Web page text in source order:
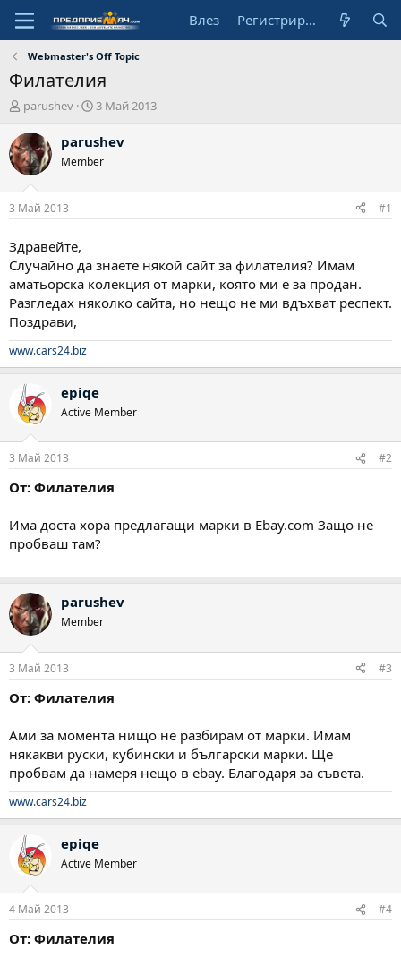
Влез Регистрирай се
Webmaster's Off Topic
Филателия
А
т
о
р
parushev
Н
ч
л
д
а
3 Май 2013
parushev
Member
3 Май 2013 #1
Здравейте,
Случайно да знаете някой сайт за филателия? Имам
аматьорска колекция от марки, която ми е за продан.
Разгледах няколко сайта, но нещо не ми вдъхват респект.
Поздрави,
www.cars24.biz
epiqe
Active Member
3 Май 2013 #2
От: Филателия
Има доста хора предлагащи марки в Ebay.com Защо не
пробваш там?
parushev
Member
3 Май 2013 #3
От: Филателия
Ами за момента нищо не разбирам от марки. Имам
някакви руски, кубински и български марки. Ще
пробвам да намеря нещо в ebay. Благодаря за съвета.
www.cars24.biz
epiqe
Active Member
4 Май 2013 #4
От: Филателия